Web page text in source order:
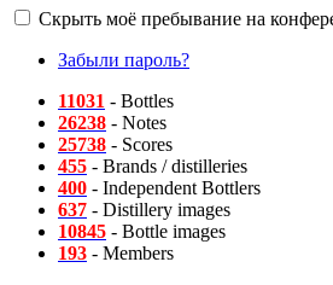
Скрыть моё пребывание на
Забыли пароль?
11031 - Bottles
26238 - Notes
25738 - Scores
455 - Brands / distilleries
400 - Independent Bottlers
637 - Distillery images
10845 - Bottle images
193 - Members